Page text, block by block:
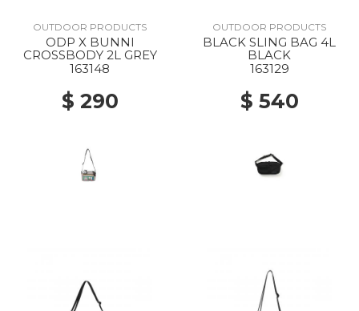
OUTDOOR PRODUCTS
ODP X BUNNI
CROSSBODY 2L GREY
163148
$ 290
OUTDOOR PRODUCTS
BLACK SLING BAG 4L
BLACK
163129
$ 540